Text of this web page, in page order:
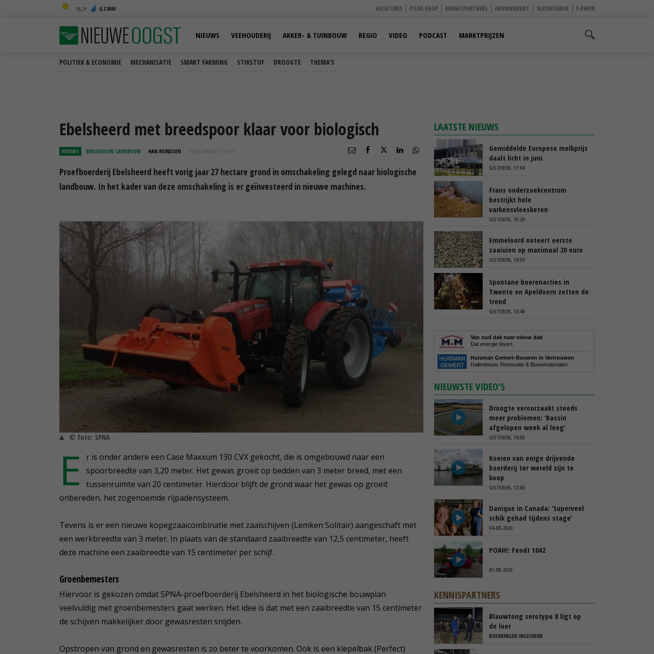
15,3 0,2 MM VACATURES POAH-SHOP KENNISPARTNERS ABONNEMENT NIEUWSBRIEF E-PAPER
POLITIEK & ECONOMIE MECHANISATIE SMART FARMING STIKSTOF DROOGTE THEMA'S
NIEUWS VEEHOUDERIJ AKKER- & TUINBOUW REGIO VIDEO PODCAST MARKTPRIJZEN
Ebelsheerd met breedspoor klaar voor biologisch
NIEUWS BIOLOGISCHE LANDBOUW HAN REINDSEN 24 JAN 2018 OM 12:17
Proefboerderij Ebelsheerd heeft vorig jaar 27 hectare grond in omschakeling gelegd naar biologische
landbouw. In het kader van deze omschakeling is er geïnvesteerd in nieuwe machines.
© foto: SPNA
E
r is onder andere een Case Maxxum 130 CVX gekocht, die is omgebouwd naar een
spoorbreedte van 3,20 meter. Het gewas groeit op bedden van 3 meter breed, met een
tussenruimte van 20 centimeter. Hierdoor blijft de grond waar het gewas op groeit
onbereden, het zogenoemde rijpadensysteem.
Tevens is er een nieuwe kopegzaaicombinatie met zaaischijven (Lemken Solitair) aangeschaft met
een werkbreedte van 3 meter. In plaats van de standaard zaaibreedte van 12,5 centimeter, heeft
deze machine een zaaibreedte van 15 centimeter per schijf.
Groenbemesters
Hiervoor is gekozen omdat SPNA-proefboerderij Ebelsheerd in het biologische bouwplan
veelvuldig met groenbemesters gaat werken. Het idee is dat met een zaaibreedte van 15 centimeter
de schijven makkelijker door gewasresten snijden.
Opstropen van grond en gewasresten is zo beter te voorkomen. Ook is een klepelbak (Perfect)
LAATSTE NIEUWS
Gemiddelde Europese melkprijs
daalt licht in juni
GISTEREN, 17:04
Frans onderzoekcentrum
bestrijkt hele
varkensvleesketen
GISTEREN, 15:29
Emmeloord noteert eerste
zaaiuien op maximaal 20 euro
GISTEREN, 14:59
Spontane boerenacties in
Twente en Apeldoorn zetten de
trend
GISTEREN, 14:48
Van oud dak naar nieuw dak
Dat energie levert.
Huisman Gemert-Bouwen in Vertrouwen
Hallenbouw, Renovatie & Bouwmaterialen
NIEUWSTE VIDEO'S
Droogte veroorzaakt steeds
meer problemen: ‘Bassin
afgelopen week al leeg’
GISTEREN, 14:06
Koeien van enige drijvende
boerderij ter wereld zijn te
koop
GISTEREN, 12:00
Danique in Canada: ‘Superveel
schik gehad tijdens stage’
04-08-2026
POAH!: Fendt 1042
01-08-2026
KENNISPARTNERS
Blauwtong serotype 8 ligt op
de loer
BOEHRINGER INGELHEIM